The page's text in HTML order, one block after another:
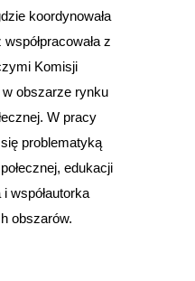
koordynowała
z
Komisji
obszarze rynku
W pracy
problematyką
edukacji
współautorka
obszarów.